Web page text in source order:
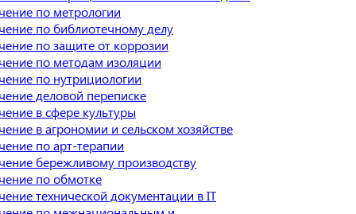
по метрологии
по библиотечному делу
по защите от коррозии
по методам изоляции
по нутрициологии
деловой переписке
в сфере культуры
в агрономии и сельском хозяйстве
по арт-терапии
бережливому производству
по обмотке
технической документации в IT